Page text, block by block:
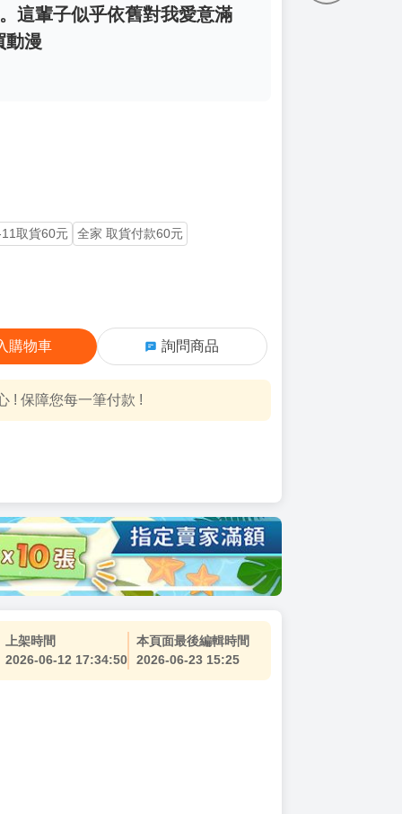
這輩子似乎依舊對我愛意滿
動漫
取貨60元
全家 取貨付款60元
購物車 詢問商品
! 保障您每一筆付款 !